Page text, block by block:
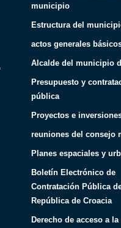
municipio
Estructura del
actos generales
Alcalde del municipio
Presupuesto y
pública
Proyectos e
reuniones del consejo
Planes espaciales y
Boletín Electrónico de
Contratación Pública
República de Croacia
Derecho de acceso a la